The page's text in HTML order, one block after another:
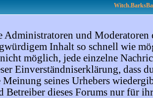
Administratoren und Moderatoren
Inhalt so schnell wie
möglich, jede einzelne
Einverständniserklärung, dass
Meinung seines Urhebers
Betreiber dieses Forums nur für